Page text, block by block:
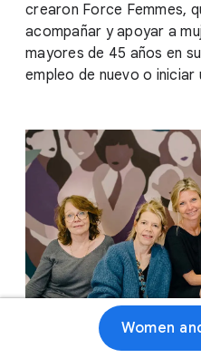
crearon Force Femmes,
acompañar y apoyar a
mayores de 45 años en
empleo de nuevo o iniciar
Women